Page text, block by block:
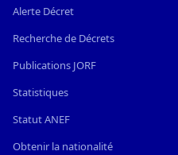
Alerte Décret
Recherche de Décrets
Publications JORF
Statistiques
Statut ANEF
Obtenir la nationalité